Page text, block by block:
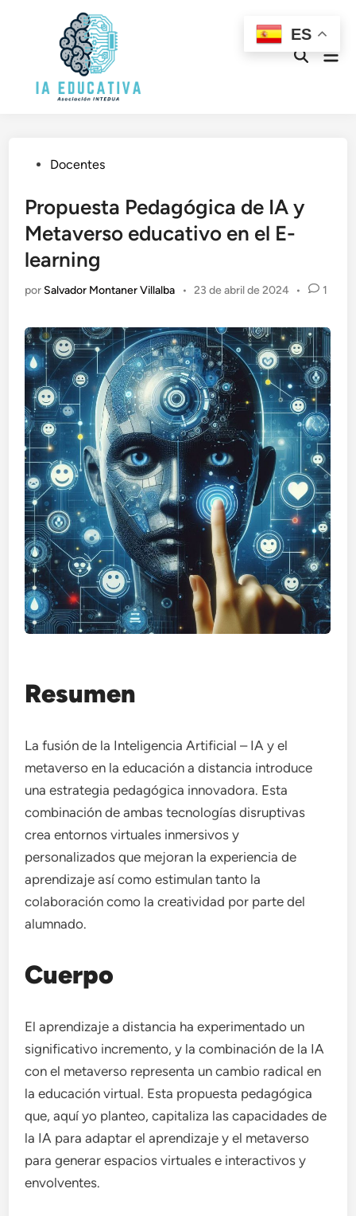
Abrir
Publicado
Docentes
Propuesta Pedagógica de IA y
Metaverso educativo en el E-
learning
por Salvador Montaner Villalba • 23 de abril de 2024 • 1
Resumen
La fusión de la Inteligencia Artificial – IA y el
metaverso en la educación a distancia introduce
una estrategia pedagógica innovadora. Esta
combinación de ambas tecnologías disruptivas
crea entornos virtuales inmersivos y
personalizados que mejoran la experiencia de
aprendizaje así como estimulan tanto la
colaboración como la creatividad por parte del
alumnado.
Cuerpo
El aprendizaje a distancia ha experimentado un
significativo incremento, y la combinación de la IA
con el metaverso representa un cambio radical en
la educación virtual. Esta propuesta pedagógica
que, aquí yo planteo, capitaliza las capacidades de
la IA para adaptar el aprendizaje y el metaverso
para generar espacios virtuales e interactivos y
envolventes.
ES